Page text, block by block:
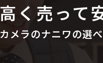
高く売って
カメラのナニワの選